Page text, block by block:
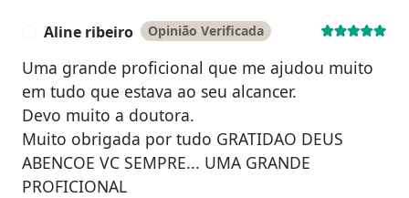
Aline ribeiro Opinião Verificada
Uma grande proficional que me ajudou muito
em tudo que estava ao seu alcancer.
Devo muito a doutora.
Muito obrigada por tudo GRATIDAO DEUS
ABENCOE VC SEMPRE... UMA GRANDE
PROFICIONAL